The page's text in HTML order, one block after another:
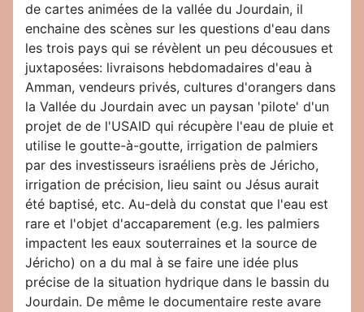
de cartes animées de la vallée du Jourdain, il
enchaine des scènes sur les questions d'eau dans
les trois pays qui se révèlent un peu décousues et
juxtaposées: livraisons hebdomadaires d'eau à
Amman, vendeurs privés, cultures d'orangers dans
la Vallée du Jourdain avec un paysan 'pilote' d'un
projet de de l'USAID qui récupère l'eau de pluie et
utilise le goutte-à-goutte, irrigation de palmiers
par des investisseurs israéliens près de Jéricho,
irrigation de précision, lieu saint ou Jésus aurait
été baptisé, etc. Au-delà du constat que l'eau est
rare et l'objet d'accaparement (e.g. les palmiers
impactent les eaux souterraines et la source de
Jéricho) on a du mal à se faire une idée plus
précise de la situation hydrique dans le bassin du
Jourdain. De même le documentaire reste avare